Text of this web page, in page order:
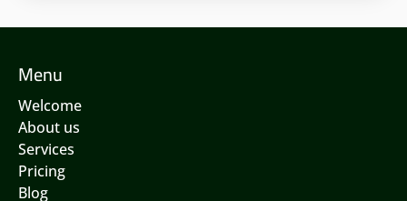
Menu
Welcome
About us
Services
Pricing
Blog